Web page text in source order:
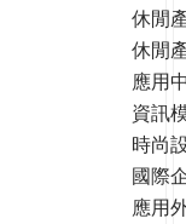
休閒
休閒
應用
資訊
時尚
國際
應用